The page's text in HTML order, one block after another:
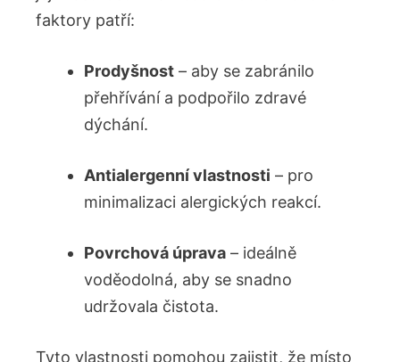
faktory patří:
Prodyšnost – aby se zabránilo
‌přehřívání a podpořilo zdravé ​
dýchání.
Antialergenní vlastnosti – pro
minimalizaci alergických reakcí.
Povrchová úprava – ideálně
voděodolná, aby se snadno
udržovala čistota.
Tyto vlastnosti pomohou zajistit, že místo